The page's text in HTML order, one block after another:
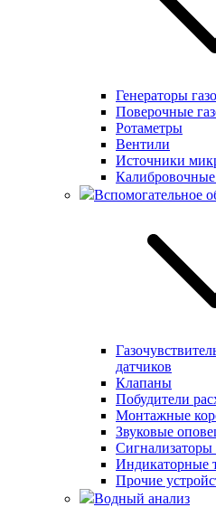
Генераторы
Поверочные
Ротаметры
Вентили
Источники
Вспомогательное
датчиков
Клапаны
Побудители
Монтажные
Звуковые
Индикаторные
Прочие
Водный анализ